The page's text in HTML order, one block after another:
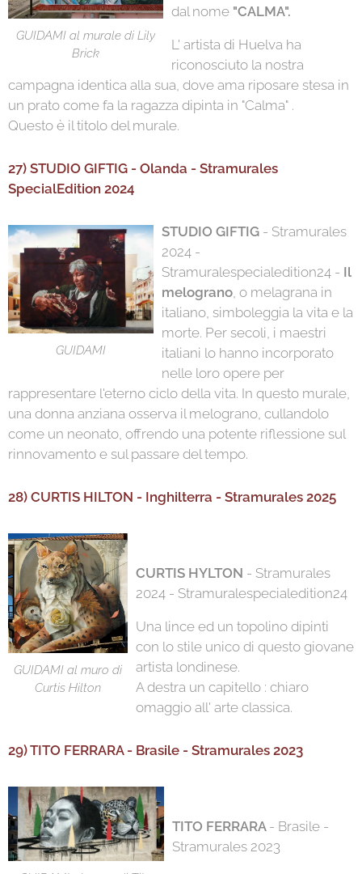
GUIDAMI al murale di Lily
Brick
dal nome"CALMA".
L' artista di Huelva ha
riconosciuto la nostra
campagna identica alla sua, dove ama riposare stesa in
un prato come fa la ragazza dipinta in "Calma" .
Questo è il titolo del murale.
27) STUDIO GIFTIG - Olanda - Stramurales
SpecialEdition 2024
GUIDAMI
STUDIO GIFTIG- Stramurales
2024 -
Stramuralespecialedition24 - Il
melograno, o melagrana in
italiano, simboleggia la vita e la
morte. Per secoli, i maestri
italiani lo hanno incorporato
nelle loro opere per
rappresentare l'eterno ciclo della vita. In questo murale,
una donna anziana osserva il melograno, cullandolo
come un neonato, offrendo una potente riflessione sul
rinnovamento e sul passare del tempo.
28) CURTIS HILTON - Inghilterra - Stramurales 2025
GUIDAMI al muro di
Curtis Hilton
CURTIS HYLTON - Stramurales
2024 - Stramuralespecialedition24
Una lince ed un topolino dipinti
con lo stile unico di questo giovane
artista londinese.
A destra un capitello : chiaro
omaggio all' arte classica.
29) TITO FERRARA - Brasile - Stramurales 2023
TITO FERRARA - Brasile -
Stramurales 2023